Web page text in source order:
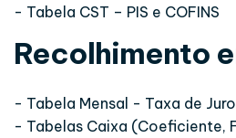
- Tabela CST – PIS e COFINS
Recolhimento
- Tabela Mensal - Taxa de
- Tabelas Caixa (Coeficiente,